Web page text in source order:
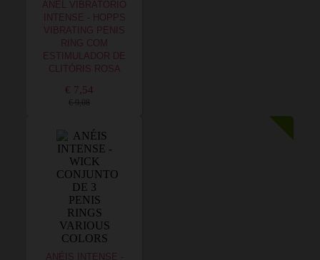
ANEL VIBRATÓRIO
INTENSE - HOPPS
VIBRATING PENIS
RING COM
ESTIMULADOR DE
CLITÓRIS ROSA
€ 7,54
€ 9,08
ANÉIS INTENSE -